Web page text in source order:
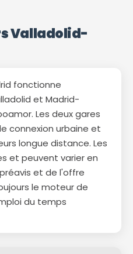
Valladolid-
fonctionne
et Madrid-
Les deux gares
connexion urbaine et
longue distance. Les
et peuvent varier en
et de l'offre
le moteur de
du temps